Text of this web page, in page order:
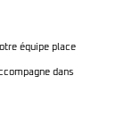
équipe place
dans